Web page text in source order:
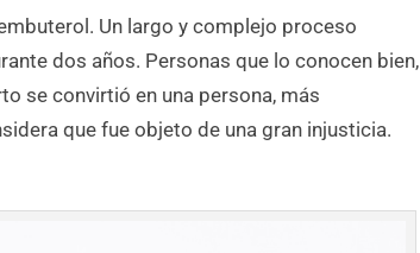
Un largo y complejo proceso
dos años. Personas que lo conocen bien,
se convirtió en una persona, más
que fue objeto de una gran injusticia.